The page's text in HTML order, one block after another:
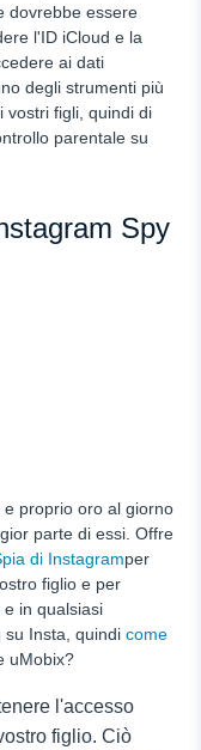
dovrebbe essere
l'ID iCloud e la
ai dati
degli strumenti più
vostri figli, quindi di
parentale su
Spy
proprio oro al giorno
parte di essi. Offre
di Instagramper
figlio e per
in qualsiasi
su Insta, quindi come
uMobix?
l'accesso
figlio. Ciò